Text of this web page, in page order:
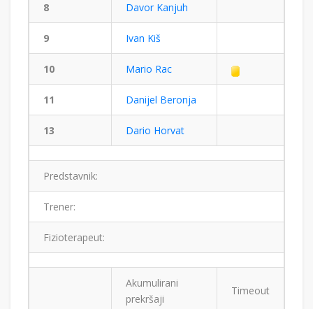
8 Davor Kanjuh
9 Ivan Kiš
10 Mario Rac
11 Danijel Beronja
13 Dario Horvat
Predstavnik:
Trener:
Fizioterapeut:
Akumulirani
prekršaji
Timeout